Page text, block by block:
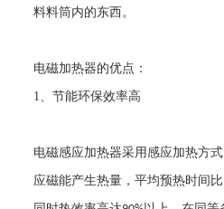
料料筒内的东西。
电磁加热器的优点：
1、节能环保效率高
电磁感应加热器采用感应加热方
应磁能产生热量，平均预热时间